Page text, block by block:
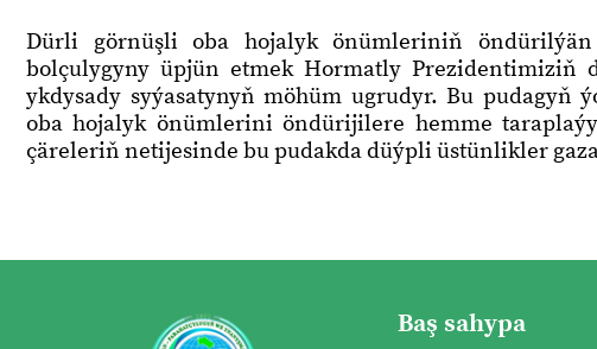
Dürli görnüşli oba hojalyk önümleriniň
bolçulygyny üpjün etmek Hormatly Prezidentimiziň
ykdysady syýasatynyň möhüm ugrudyr. Bu pudagyň
oba hojalyk önümlerini öndürijilere hemme
çäreleriň netijesinde bu pudakda düýpli üstünlikler
Baş sahypa